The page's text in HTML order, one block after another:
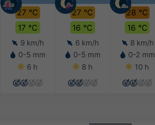
27 °C
17 °C
9 km/h
0-5 mm
6 h
27 °C
16 °C
6 km/h
0-5 mm
8 h
28 °C
16 °C
8 km/h
0-2 mm
10 h